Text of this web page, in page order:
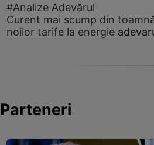
#Analize Adevărul
Curent mai scump din
noilor tarife la energie
Parteneri